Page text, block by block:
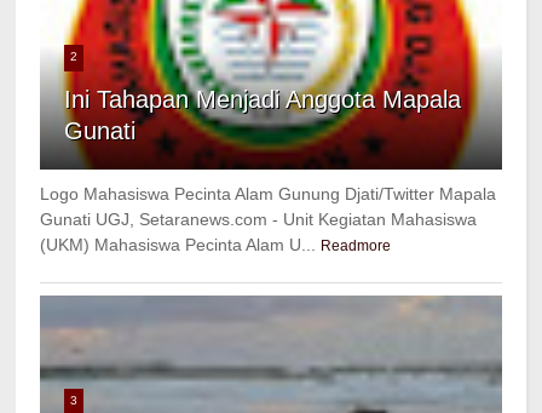
2
Ini Tahapan Menjadi Anggota Mapala
Gunati
Logo Mahasiswa Pecinta Alam Gunung Djati/Twitter Mapala
Gunati UGJ, Setaranews.com - Unit Kegiatan Mahasiswa
(UKM) Mahasiswa Pecinta Alam U...
Readmore
3